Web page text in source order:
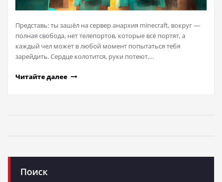
Представь: ты зашёл на сервер анархия minecraft, вокруг —
полная свобода, нет телепортов, которые всё портят, а
каждый чел может в любой момент попытаться тебя
зарейдить. Сердце колотится, руки потеют,…
Читайте далее
Поиск